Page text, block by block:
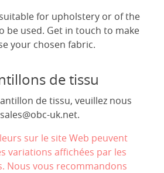
for upholstery or of the
be used. Get in touch to make
your chosen fabric.
de tissu
de tissu, veuillez nous
sales@obc-uk.net.
sur le site Web peuvent
variations affichées par les
Nous vous recommandons